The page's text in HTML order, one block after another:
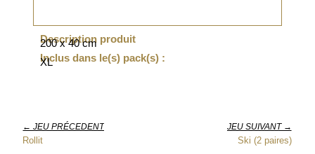
Description produit
200 x 40 cm
Inclus dans le(s) pack(s) :
XL
← JEU PRÉCEDENT
Rollit
JEU SUIVANT →
Ski (2 paires)